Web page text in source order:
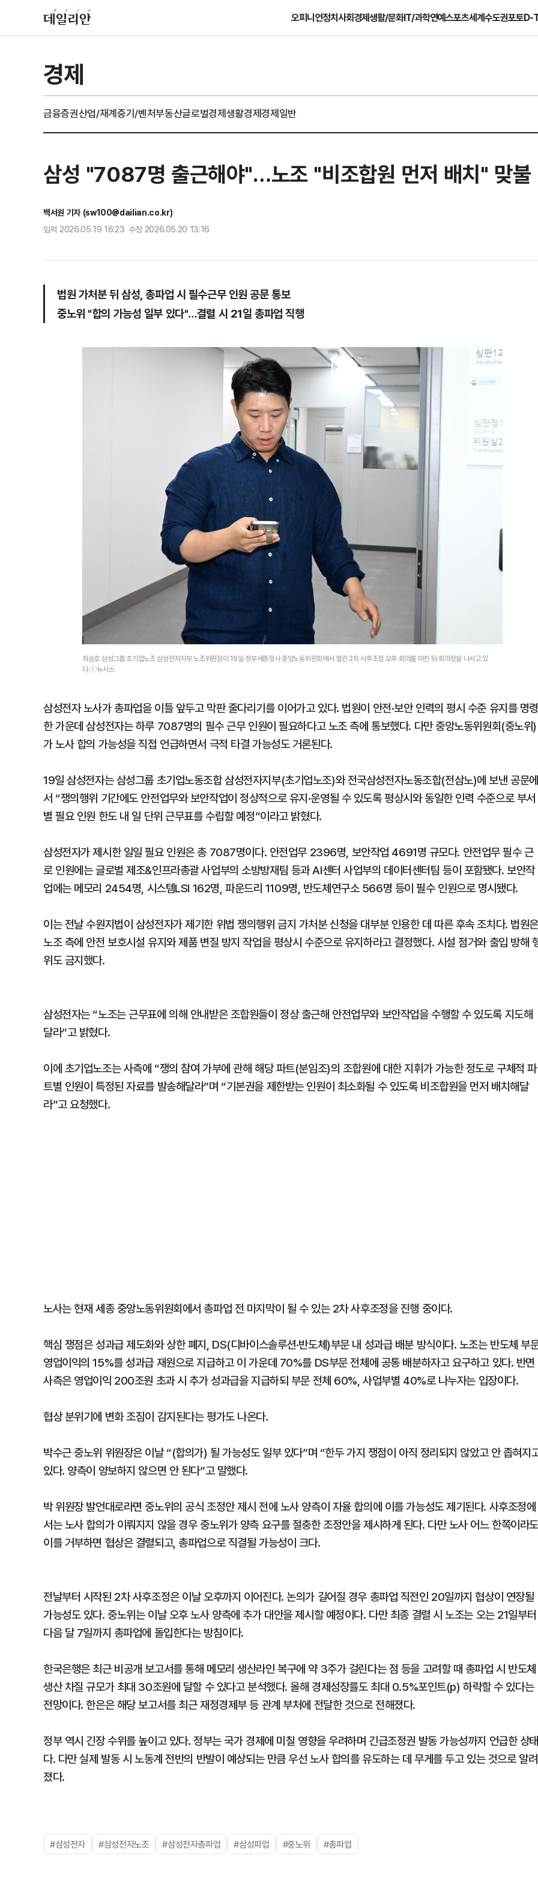
오피니언정치사회경제생활/문화IT/과학연예스포츠세계수도권포토D-
경제
금융증권산업/재계중기/벤처부동산글로벌경제생활경제경제일반
삼성 "7087명 출근해야"…노조 "비조합원 먼저 배치" 맞불
백서원 기자 (sw100@dailian.co.kr)
입력 2026.05.19 16:23 수정 2026.05.20 13:16
법원 가처분 뒤 삼성, 총파업 시 필수근무 인원 공문 통보
중노위 "합의 가능성 일부 있다"…결렬 시 21일 총파업 직행
최승호 삼성그룹 초기업노조 삼성전자지부 노조위원장이 19일 정부세종청사 중앙노동위원회에서 열린 2차 사후조정 오후 회의를 마친 뒤 회의장을 나서고 있
다.ⓒ뉴시스
삼성전자 노사가 총파업을 이틀 앞두고 막판 줄다리기를 이어가고 있다. 법원이 안전·보안 인력의 평시 수준 유지를 명
한 가운데 삼성전자는 하루 7087명의 필수 근무 인원이 필요하다고 노조 측에 통보했다. 다만 중앙노동위원회(중노위)
가 노사 합의 가능성을 직접 언급하면서 극적 타결 가능성도 거론된다.
19일 삼성전자는 삼성그룹 초기업노동조합 삼성전자지부(초기업노조)와 전국삼성전자노동조합(전삼노)에 보낸 공문에
서 “쟁의행위 기간에도 안전업무와 보안작업이 정상적으로 유지·운영될 수 있도록 평상시와 동일한 인력 수준으로 부서
별 필요 인원 한도 내 일 단위 근무표를 수립할 예정”이라고 밝혔다.
삼성전자가 제시한 일일 필요 인원은 총 7087명이다. 안전업무 2396명, 보안작업 4691명 규모다. 안전업무 필수 근
로 인원에는 글로벌 제조&인프라총괄 사업부의 소방방재팀 등과 AI센터 사업부의 데이터센터팀 등이 포함됐다. 보안작
업에는 메모리 2454명, 시스템LSI 162명, 파운드리 1109명, 반도체연구소 566명 등이 필수 인원으로 명시됐다.
이는 전날 수원지법이 삼성전자가 제기한 위법 쟁의행위 금지 가처분 신청을 대부분 인용한 데 따른 후속 조치다. 법원
노조 측에 안전 보호시설 유지와 제품 변질 방지 작업을 평상시 수준으로 유지하라고 결정했다. 시설 점거와 출입 방해
위도 금지했다.
삼성전자는 “노조는 근무표에 의해 안내받은 조합원들이 정상 출근해 안전업무와 보안작업을 수행할 수 있도록 지도해
달라”고 밝혔다.
이에 초기업노조는 사측에 “쟁의 참여 가부에 관해 해당 파트(분임조)의 조합원에 대한 지휘가 가능한 정도로 구체적 파
트별 인원이 특정된 자료를 발송해달라”며 “기본권을 제한받는 인원이 최소화될 수 있도록 비조합원을 먼저 배치해달
라”고 요청했다.
노사는 현재 세종 중앙노동위원회에서 총파업 전 마지막이 될 수 있는 2차 사후조정을 진행 중이다.
핵심 쟁점은 성과급 제도화와 상한 폐지, DS(디바이스솔루션·반도체)부문 내 성과급 배분 방식이다. 노조는 반도체 부
영업이익의 15%를 성과급 재원으로 지급하고 이 가운데 70%를 DS부문 전체에 공통 배분하자고 요구하고 있다. 반면
사측은 영업이익 200조원 초과 시 추가 성과급을 지급하되 부문 전체 60%, 사업부별 40%로 나누자는 입장이다.
협상 분위기에 변화 조짐이 감지된다는 평가도 나온다.
박수근 중노위 위원장은 이날 “(합의가) 될 가능성도 일부 있다”며 “한두 가지 쟁점이 아직 정리되지 않았고 안 좁혀지
있다. 양측이 양보하지 않으면 안 된다”고 말했다.
박 위원장 발언대로라면 중노위의 공식 조정안 제시 전에 노사 양측이 자율 합의에 이를 가능성도 제기된다. 사후조정에
서는 노사 합의가 이뤄지지 않을 경우 중노위가 양측 요구를 절충한 조정안을 제시하게 된다. 다만 노사 어느 한쪽이라
이를 거부하면 협상은 결렬되고, 총파업으로 직결될 가능성이 크다.
전날부터 시작된 2차 사후조정은 이날 오후까지 이어진다. 논의가 길어질 경우 총파업 직전인 20일까지 협상이 연장될
가능성도 있다. 중노위는 이날 오후 노사 양측에 추가 대안을 제시할 예정이다. 다만 최종 결렬 시 노조는 오는 21일부터
다음 달 7일까지 총파업에 돌입한다는 방침이다.
한국은행은 최근 비공개 보고서를 통해 메모리 생산라인 복구에 약 3주가 걸린다는 점 등을 고려할 때 총파업 시 반도체
생산 차질 규모가 최대 30조원에 달할 수 있다고 분석했다. 올해 경제성장률도 최대 0.5%포인트(p) 하락할 수 있다는
전망이다. 한은은 해당 보고서를 최근 재정경제부 등 관계 부처에 전달한 것으로 전해졌다.
정부 역시 긴장 수위를 높이고 있다. 정부는 국가 경제에 미칠 영향을 우려하며 긴급조정권 발동 가능성까지 언급한 상
다. 다만 실제 발동 시 노동계 전반의 반발이 예상되는 만큼 우선 노사 합의를 유도하는 데 무게를 두고 있는 것으로 알려
졌다.
#삼성전자 #삼성전자노조 #삼성전자총파업 #삼성파업 #중노위 #총파업